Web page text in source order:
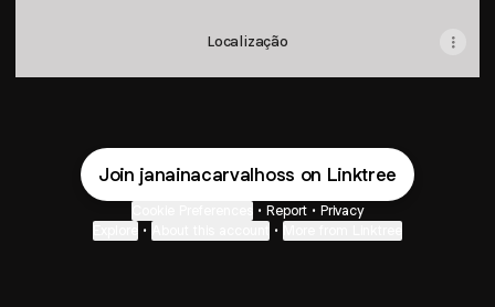
Localização
Join janainacarvalhoss on Linktree
• Report • Privacy
• •